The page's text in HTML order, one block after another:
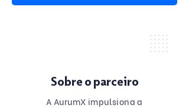
Sobre o parceiro
A AurumX impulsiona a